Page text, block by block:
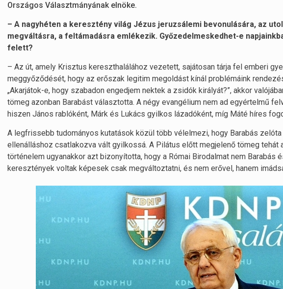
Országos Választmányának elnöke.
– A nagyhéten a keresztény világ Jézus jeruzsálemi bevonulására, az
megváltásra, a feltámadásra emlékezik. Győzedelmeskedhet-e
felett?
– Az út, amely Krisztus kereszthalálához vezetett, sajátosan tárja fel emberi
meggyőződését, hogy az erőszak legitim megoldást kínál problémáink
„Akarjátok-e, hogy szabadon engedjem nektek a zsidók királyát?”, akkor
tömeg azonban Barabást választotta. A négy evangélium nem ad egyértelmű
hiszen János rablóként, Márk és Lukács gyilkos lázadóként, míg Máté híres
A legfrissebb tudományos kutatások közül több vélelmezi, hogy Barabás
ellenálláshoz csatlakozva vált gyilkossá. A Pilátus előtt megjelenő tömeg tehát
történelem ugyanakkor azt bizonyította, hogy a Római Birodalmat nem Barabás
keresztények voltak képesek csak megváltoztatni, és nem erővel, hanem